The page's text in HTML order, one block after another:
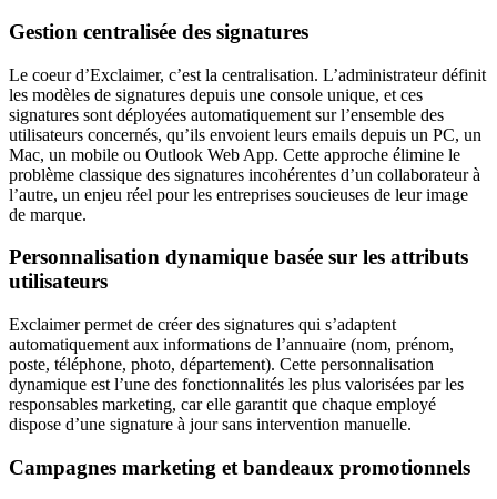
Gestion centralisée des signatures
Le coeur d’Exclaimer, c’est la centralisation. L’administrateur définit
les modèles de signatures depuis une console unique, et ces
signatures sont déployées automatiquement sur l’ensemble des
utilisateurs concernés, qu’ils envoient leurs emails depuis un PC, un
Mac, un mobile ou Outlook Web App. Cette approche élimine le
problème classique des signatures incohérentes d’un collaborateur à
l’autre, un enjeu réel pour les entreprises soucieuses de leur image
de marque.
Personnalisation dynamique basée sur les attributs
utilisateurs
Exclaimer permet de créer des signatures qui s’adaptent
automatiquement aux informations de l’annuaire (nom, prénom,
poste, téléphone, photo, département). Cette personnalisation
dynamique est l’une des fonctionnalités les plus valorisées par les
responsables marketing, car elle garantit que chaque employé
dispose d’une signature à jour sans intervention manuelle.
Campagnes marketing et bandeaux promotionnels